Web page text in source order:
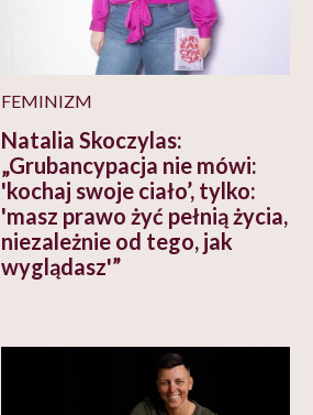
FEMINIZM
Natalia Skoczylas:
„Grubancypacja nie mówi:
'kochaj swoje ciało’, tylko:
'masz prawo żyć pełnią życia,
niezależnie od tego, jak
wyglądasz'”